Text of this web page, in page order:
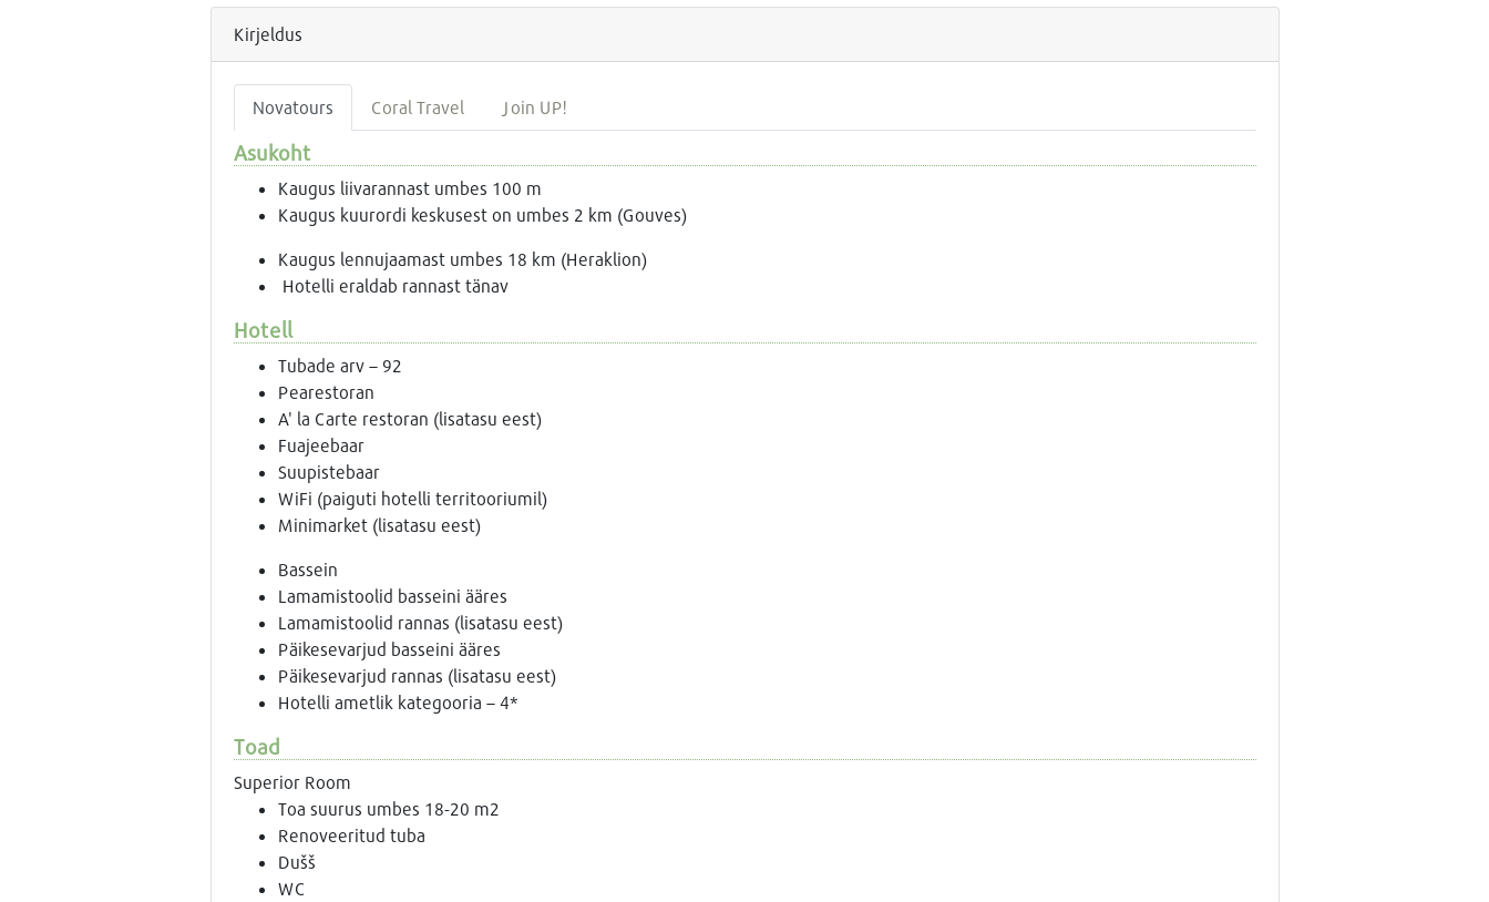
Kirjeldus
Novatours Coral Travel Join UP!
Asukoht
Kaugus liivarannast umbes 100 m
Kaugus kuurordi keskusest on umbes 2 km (Gouves)
Kaugus lennujaamast umbes 18 km (Heraklion)
Hotelli eraldab rannast tänav
Hotell
Tubade arv – 92
Pearestoran
A' la Carte restoran (lisatasu eest)
Fuajeebaar
Suupistebaar
WiFi (paiguti hotelli territooriumil)
Minimarket (lisatasu eest)
Bassein
Lamamistoolid basseini ääres
Lamamistoolid rannas (lisatasu eest)
Päikesevarjud basseini ääres
Päikesevarjud rannas (lisatasu eest)
Hotelli ametlik kategooria – 4*
Toad
Superior Room
Toa suurus umbes 18-20 m2
Renoveeritud tuba
Dušš
WC